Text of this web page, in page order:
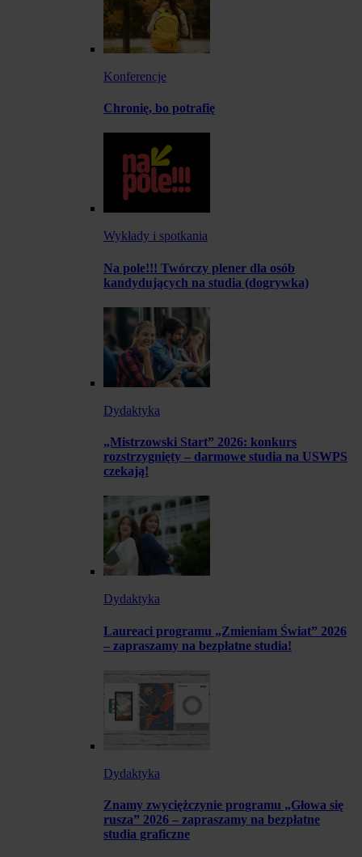
Konferencje
Chronię, bo potrafię
Wykłady i spotkania
Na pole!!! Twórczy plener dla osób
kandydujących na studia (dogrywka)
Dydaktyka
„Mistrzowski Start” 2026: konkurs
rozstrzygnięty – darmowe studia na USWPS
czekają!
Dydaktyka
Laureaci programu „Zmieniam Świat” 2026
– zapraszamy na bezpłatne studia!
Dydaktyka
Znamy zwyciężczynie programu „Głowa się
rusza” 2026 – zapraszamy na bezpłatne
studia graficzne